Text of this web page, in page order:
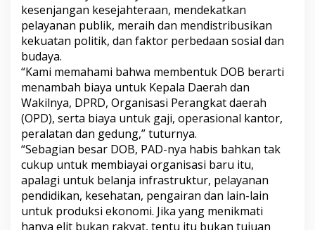
i
P
o
i
n
i
B
a
r
u
kesenjangan kesejahteraan, mendekatkan
pelayanan publik, meraih dan mendistribusikan
kekuatan politik, dan faktor perbedaan sosial dan
budaya.
“Kami memahami bahwa membentuk DOB berarti
menambah biaya untuk Kepala Daerah dan
Wakilnya, DPRD, Organisasi Perangkat daerah
(OPD), serta biaya untuk gaji, operasional kantor,
peralatan dan gedung,” tuturnya.
“Sebagian besar DOB, PAD-nya habis bahkan tak
cukup untuk membiayai organisasi baru itu,
apalagi untuk belanja infrastruktur, pelayanan
pendidikan, kesehatan, pengairan dan lain-lain
untuk produksi ekonomi. Jika yang menikmati
hanya elit bukan rakyat, tentu itu bukan tujuan